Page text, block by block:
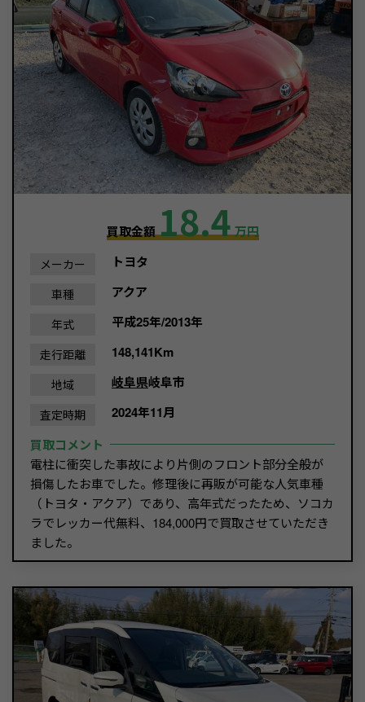
買取金額18.4万円
メーカー トヨタ
車種 アクア
年式 平成25年/2013年
走行距離 148,141Km
地域 岐阜県岐阜市
査定時期
2024年11月
買取コメント
電柱に衝突した事故により片側のフロント部分全般が
損傷したお車でした。修理後に再販が可能な人気車種
（トヨタ・アクア）であり、高年式だったため、ソコカ
ラでレッカー代無料、184,000円で買取させていただき
ました。